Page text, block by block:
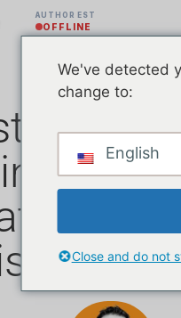
AUTHOR EST
OFFLINE
des
de
We've detected
change to:
English
Close and do not